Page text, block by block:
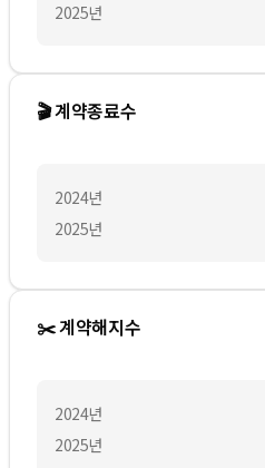
2025년
🎬 계약종료수
2024년
2025년
✂️ 계약해지수
2024년
2025년